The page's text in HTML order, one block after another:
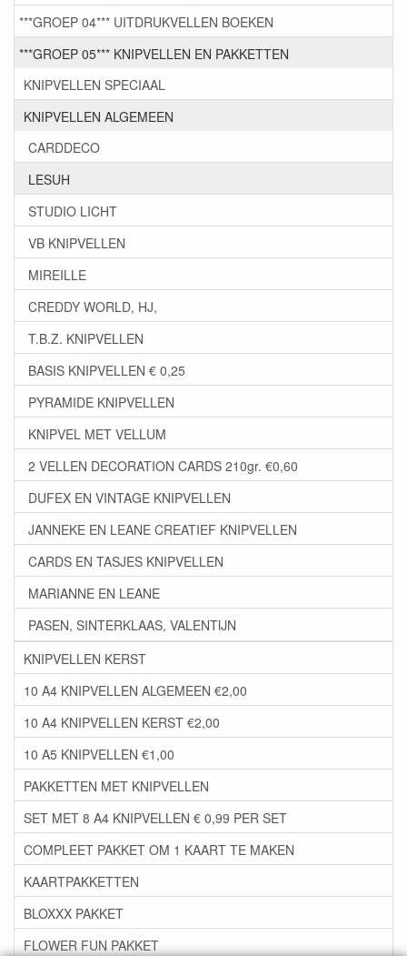
***GROEP 04*** UITDRUKVELLEN BOEKEN
***GROEP 05*** KNIPVELLEN EN PAKKETTEN
KNIPVELLEN SPECIAAL
KNIPVELLEN ALGEMEEN
CARDDECO
LESUH
STUDIO LICHT
VB KNIPVELLEN
MIREILLE
CREDDY WORLD, HJ,
T.B.Z. KNIPVELLEN
BASIS KNIPVELLEN € 0,25
PYRAMIDE KNIPVELLEN
KNIPVEL MET VELLUM
2 VELLEN DECORATION CARDS 210gr. €0,60
DUFEX EN VINTAGE KNIPVELLEN
JANNEKE EN LEANE CREATIEF KNIPVELLEN
CARDS EN TASJES KNIPVELLEN
MARIANNE EN LEANE
PASEN, SINTERKLAAS, VALENTIJN
KNIPVELLEN KERST
10 A4 KNIPVELLEN ALGEMEEN €2,00
10 A4 KNIPVELLEN KERST €2,00
10 A5 KNIPVELLEN €1,00
PAKKETTEN MET KNIPVELLEN
SET MET 8 A4 KNIPVELLEN € 0,99 PER SET
COMPLEET PAKKET OM 1 KAART TE MAKEN
KAARTPAKKETTEN
BLOXXX PAKKET
FLOWER FUN PAKKET